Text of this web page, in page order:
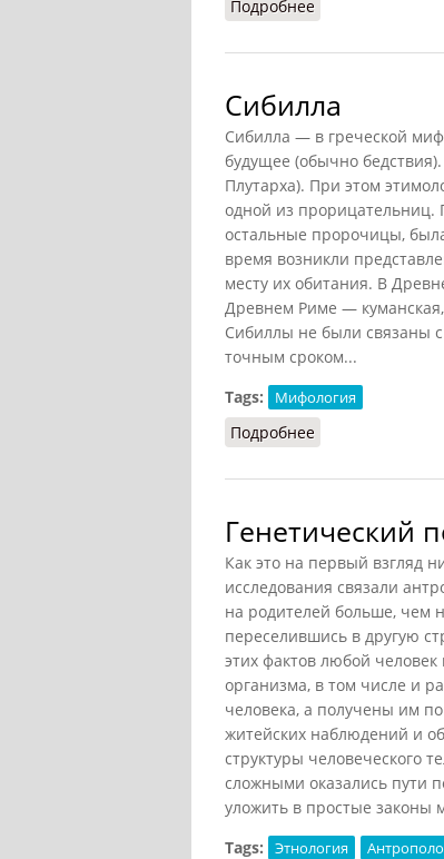
Подробнее
Сибилла
Сибилла — в греческой
будущее (обычно
Плутарха). При этом
одной из прорицательниц.
остальные пророчицы,
время возникли
месту их обитания. В
Древнем Риме —
Сибиллы не были связаны
точным сроком...
Tags:
Мифология
Подробнее
Генетический
Как это на первый взгляд
исследования связали
на родителей больше, чем
переселившись в другую
этих фактов любой
организма, в том числе и
человека, а получены им
житейских наблюдений и
структуры человеческого
сложными оказались пути
уложить в простые законы
Tags:
Этнология